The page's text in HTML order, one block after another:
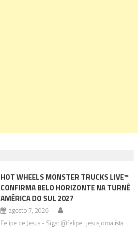
HOT WHEELS MONSTER TRUCKS LIVE™
CONFIRMA BELO HORIZONTE NA TURNÊ
AMÉRICA DO SUL 2027
agosto 7, 2026
Felipe de Jesus - Siga: @felipe_jesusjornalista